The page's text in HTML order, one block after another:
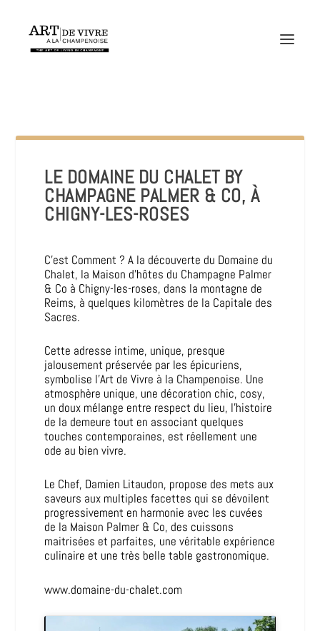
LE DOMAINE DU CHALET BY
CHAMPAGNE PALMER & CO, À
CHIGNY-LES-ROSES
C’est Comment ? A la découverte du Domaine du
Chalet, la Maison d’hôtes du Champagne Palmer
& Co à Chigny-les-roses, dans la montagne de
Reims, à quelques kilomètres de la Capitale des
Sacres.
Cette adresse intime, unique, presque
jalousement préservée par les épicuriens,
symbolise l’Art de Vivre à la Champenoise. Une
atmosphère unique, une décoration chic, cosy,
un doux mélange entre respect du lieu, l’histoire
de la demeure tout en associant quelques
touches contemporaines, est réellement une
ode au bien vivre.
Le Chef, Damien Litaudon, propose des mets aux
saveurs aux multiples facettes qui se dévoilent
progressivement en harmonie avec les cuvées
de la Maison Palmer & Co, des cuissons
maitrisées et parfaites, une véritable expérience
culinaire et une très belle table gastronomique.
www.domaine-du-chalet.com